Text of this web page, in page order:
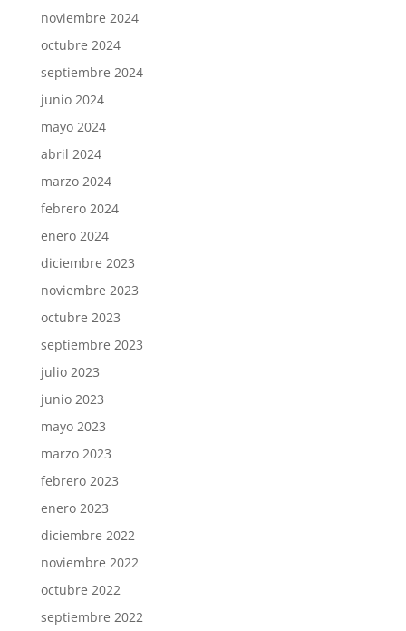
noviembre 2024
octubre 2024
septiembre 2024
junio 2024
mayo 2024
abril 2024
marzo 2024
febrero 2024
enero 2024
diciembre 2023
noviembre 2023
octubre 2023
septiembre 2023
julio 2023
junio 2023
mayo 2023
marzo 2023
febrero 2023
enero 2023
diciembre 2022
noviembre 2022
octubre 2022
septiembre 2022